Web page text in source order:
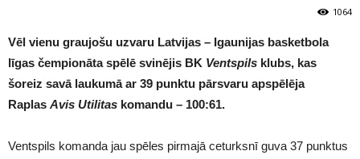
1064
Vēl vienu graujošu uzvaru Latvijas – Igaunijas basketbola
līgas čempionāta spēlē svinējis BK Ventspils klubs, kas
šoreiz savā laukumā ar 39 punktu pārsvaru apspēlēja
Raplas Avis Utilitas komandu – 100:61.
Ventspils komanda jau spēles pirmajā ceturksnī guva 37 punktus